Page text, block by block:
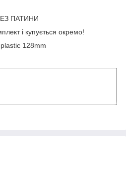
ПАТИНИ
і купується окремо!
128mm